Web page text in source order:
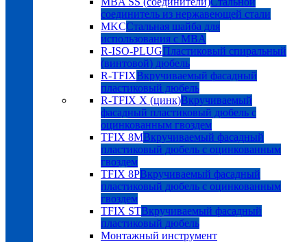
соединитель из нержавеющей стали
MKCСтальная шайба для
использования с MBA
R-ISO-PLUGПластиковый спиральный
(винтовой) дюбель
R-TFIXВкручиваемый фасадный
пластиковый дюбель
R-TFIX X (цинк)Вкручиваемый
фасадный пластиковый дюбель с
оцинкованным гвоздем
TFIX 8MВкручиваемый фасадный
пластиковый дюбель с оцинкованным
гвоздем
TFIX 8PВкручиваемый фасадный
пластиковый дюбель с оцинкованным
гвоздем
TFIX STВкручиваемый фасадный
пластиковый дюбель
Монтажный инструмент